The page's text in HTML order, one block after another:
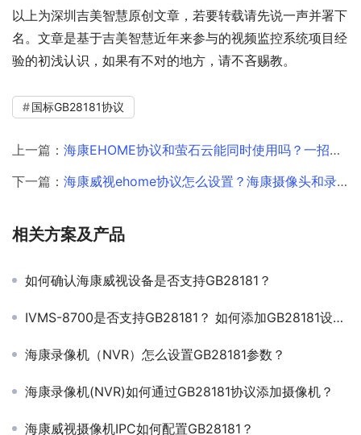
以上为深圳吉美智慧原创文章，若要转载请先说一声并署下
名。文章是基于吉美智慧近年来参与的视频监控系统项目经
验的初浅认识，如果有不对的地方，请不吝赐教。
国标GB28181协议
上一篇： 海康EHOME协议和萤石云能同时使用吗？一招接入远程视频监控软件。
下一篇： 海康威视ehome协议怎么设置？海康摄像头和录像机接入ehome平台攻略
相关方案及产品
如何确认海康威视设备是否支持GB28181？
IVMS-8700是否支持GB28181？ 如何添加GB28181设备？
海康录像机（NVR）怎么设置GB28181参数？
海康录像机(NVR)如何通过GB28181协议添加摄像机？
海康威视摄像机IPC如何配置GB28181？